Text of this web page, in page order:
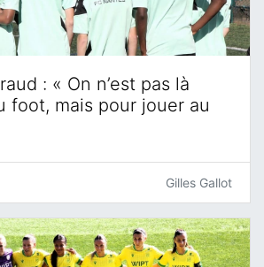
: « On n’est pas là
foot, mais pour jouer au
Gilles Gallot